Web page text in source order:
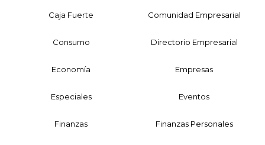
Caja Fuerte Comunidad Empresarial
Consumo Directorio Empresarial
Economía Empresas
Especiales Eventos
Finanzas Finanzas Personales